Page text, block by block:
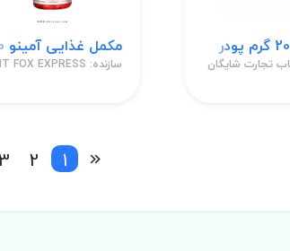
تجارت شایگان
مکمل غذایی آمینو 6000 قرص
سازنده: FIT FOX EXPRESS
1
2